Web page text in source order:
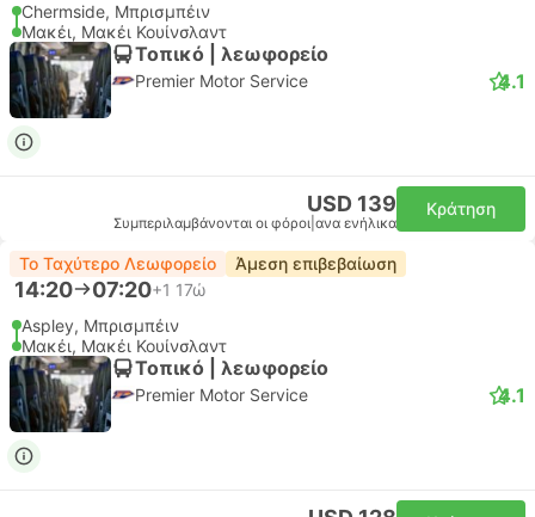
Chermside, Μπρισμπέιν
Μακέι, Μακέι Κουίνσλαντ
Τοπικό | λεωφορείο
Premier Motor Service 4.1
USD 139
Συμπεριλαμβάνονται οι φόροι ανα ενήλικα
Κράτηση
Το Ταχύτερο Λεωφορείο Άμεση επιβεβαίωση
14:20 07:20+1 17ώ
Aspley, Μπρισμπέιν
Μακέι, Μακέι Κουίνσλαντ
Τοπικό | λεωφορείο
Premier Motor Service 4.1